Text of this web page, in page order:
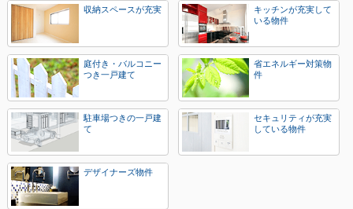
収納スペースが充実
キッチンが充実して
いる物件
庭付き・バルコニー
つき一戸建て
省エネルギー対策物
件
駐車場つきの一戸建
て
セキュリティが充実
している物件
デザイナーズ物件